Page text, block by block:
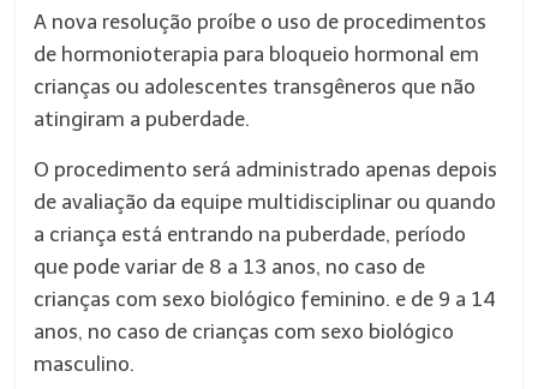
A nova resolução proíbe o uso de procedimentos
de hormonioterapia para bloqueio hormonal em
crianças ou adolescentes transgêneros que não
atingiram a puberdade.
O procedimento será administrado apenas depois
de avaliação da equipe multidisciplinar ou quando
a criança está entrando na puberdade, período
que pode variar de 8 a 13 anos, no caso de
crianças com sexo biológico feminino. e de 9 a 14
anos, no caso de crianças com sexo biológico
masculino.